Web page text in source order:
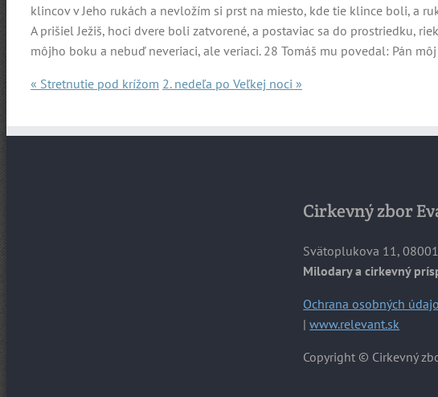
klincov v Jeho rukách a nevložím si prst na miesto, kde tie klince boli, a
A prišiel Ježiš, hoci dvere boli zatvorené, a postaviac sa do prostriedku,
môjho boku a nebuď neveriaci, ale veriaci. 28 Tomáš mu povedal: Pán
« Stretnutie pod krížom 2. nedeľa po Veľkej noci »
Cirkevný zbor
Svätoplukova 11,
Milodary a cirkevný
Ochrana osobných
|www.relevant.sk
Copyright © Cirkevný